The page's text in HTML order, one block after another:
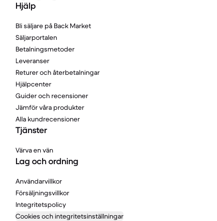
Hjälp
Bli säljare på Back Market
Säljarportalen
Betalningsmetoder
Leveranser
Returer och återbetalningar
Hjälpcenter
Guider och recensioner
Jämför våra produkter
Alla kundrecensioner
Tjänster
Värva en vän
Lag och ordning
Användarvillkor
Försäljningsvillkor
Integritetspolicy
Cookies och integritetsinställningar